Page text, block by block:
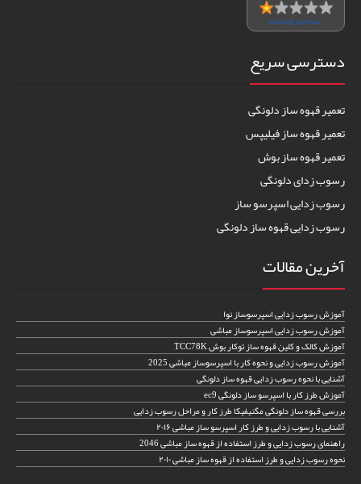
دسترسی سریع
تعمیر قهوه ساز دلونگی
تعمیر قهوه ساز فیلیپس
تعمیر قهوه ساز بوش
رسوب زدای دلونگی
رسوب زدایی اسپرسو ساز
رسوب زدایی قهوه ساز دلونگی
آخرین مقالات
آموزش رسوب زدایی اسپرسوساز نوا
آموزش رسوب زدایی اسپرسوساز مباشی
آموزش کالک و کلین قهوه ساز توکار بوش TCC78K
آموزش رسوب زدایی و نحوه کار با اسپرسوساز مباشی 2025
آشنایی با نحوه رسوب زدایی قهوه ساز دلونگی
آموزش طرز کار با اسپرسو ساز دلونگی ec9
بررسی قهوه ساز دلونگی مگنیفیکا طرز کار و مراحل رسوب زدایی
آشنایی با رسوب زدایی و طرز کار اسپرسو ساز مباشی ۲۰۱۶
راهنمای رسوب زدایی و طرز استفاده از قهوه ساز مباشی 2046
نحوه رسوب زدایی و طرز استفاده از قهوه ساز مباشی ۲۰۱۰